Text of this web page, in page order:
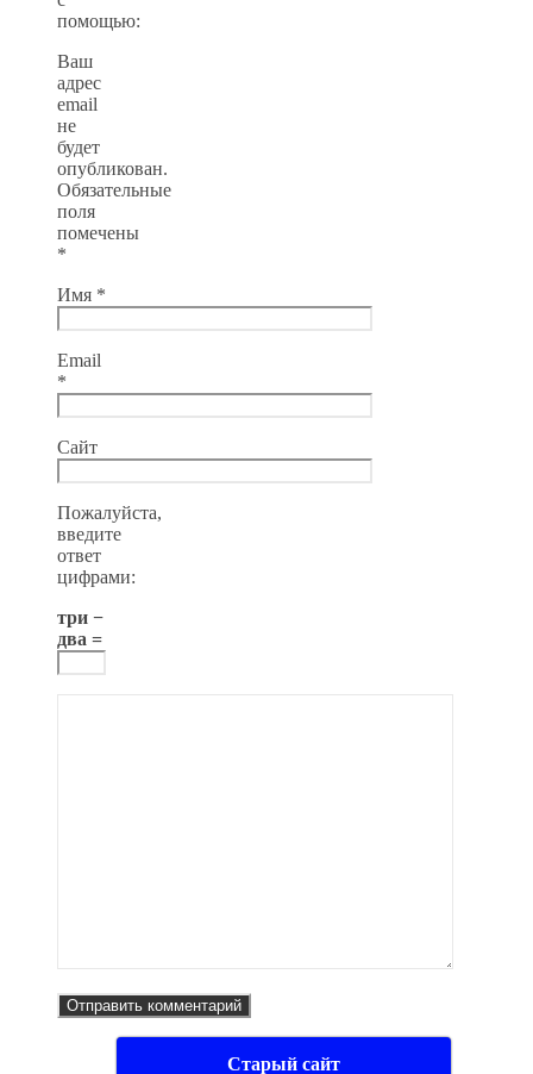
помощью:
Ваш
адрес
email
не
будет
опубликован.
Обязательные
поля
помечены
*
Имя *
Email
*
Сайт
Пожалуйста,
введите
ответ
цифрами:
три −
два =
Старый сайт